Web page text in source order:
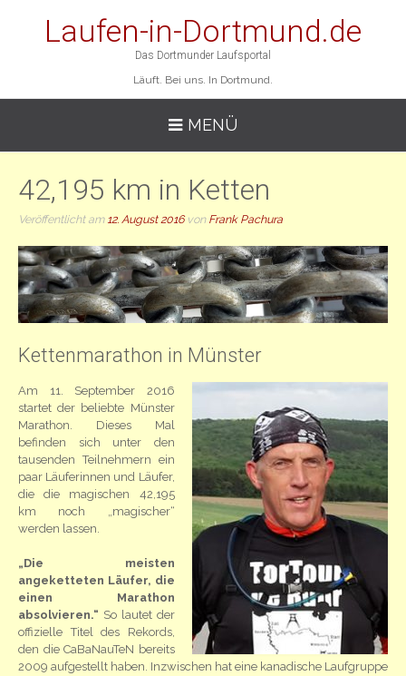
Laufen-in-Dortmund.de
Das Dortmunder Laufsportal
Läuft. Bei uns. In Dortmund.
MENÜ
42,195 km in Ketten
Veröffentlicht am 12. August 2016von Frank Pachura
Kettenmarathon in Münster
Am 11. September 2016
startet der beliebte Münster
Marathon. Dieses Mal
befinden sich unter den
tausenden Teilnehmern ein
paar Läuferinnen und Läufer,
die die magischen 42,195
km noch „magischer“
werden lassen.
„Die meisten
angeketteten Läufer, die
einen Marathon
absolvieren.“ So lautet der
offizielle Titel des Rekords,
den die CaBaNauTeN bereits
2009 aufgestellt haben. Inzwischen hat eine kanadische Laufgruppe